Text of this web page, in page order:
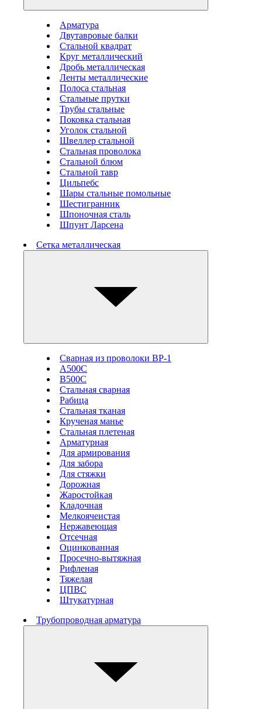
Арматура
Двутавровые балки
Стальной квадрат
Круг металлический
Дробь металлическая
Ленты металлические
Полоса стальная
Стальные прутки
Трубы стальные
Поковка стальная
Уголок стальной
Швеллер стальной
Стальная проволока
Стальной блюм
Стальной тавр
Цильпебс
Шары стальные помольные
Шестигранник
Шпоночная сталь
Шпунт Ларсена
Сетка металлическая
Сварная из проволоки ВР-1
А500С
В500С
Стальная сварная
Рабица
Стальная тканая
Крученая манье
Стальная плетеная
Арматурная
Для армирования
Для забора
Для стяжки
Дорожная
Жаростойкая
Кладочная
Мелкоячеистая
Нержавеющая
Отсечная
Оцинкованная
Просечно-вытяжная
Рифленая
Тяжелая
ЦПВС
Штукатурная
Трубопроводная арматура